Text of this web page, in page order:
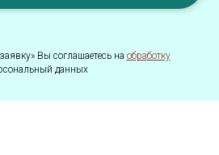
Вы соглашаетесь на обработку
данных